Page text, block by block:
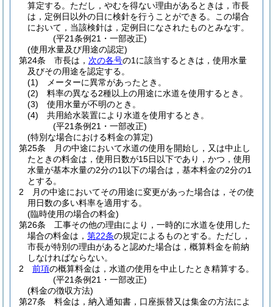
算定する。 ただし，やむを得ない理由があるときは，市長
は，定例日以外の日に検針を行うことができる。
この場合
において，当該検針は，定例日になされたものとみなす。
(平21条例21・一部改正)
(使用水量及び用途の認定)
第24条
市長は， 次の各号の1に該当するときは，使用水量
及びその用途を認定する。
(1)
メーターに異常があったとき。
(2)
料率の異なる2種以上の用途に水道を使用するとき。
(3)
使用水量が不明のとき。
(4)
共用給水装置により水道を使用するとき。
(平21条例21・一部改正)
(特別な場合における料金の算定)
第25条
月の中途において水道の使用を開始し，又は中止し
たときの料金は，使用日数が15日以下であり，かつ，使用
水量が基本水量の2分の1以下の場合は，基本料金の2分の1
とする。
2
月の中途においてその用途に変更があった場合は，その使
用日数の多い料率を適用する。
(臨時使用の場合の料金)
第26条
工事その他の理由により，一時的に水道を使用した
場合の料金は， 第22条の規定によるものとする。 ただし，
市長が特別の理由があると認めた場合は，概算料金を前納
しなければならない。
2
前項の概算料金は，水道の使用を中止したとき精算する。
(平21条例21・一部改正)
(料金の徴収方法)
第27条
料金は，納入通知書，口座振替又は集金の方法によ